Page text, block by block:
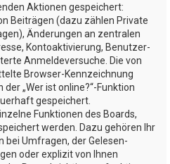
Aktionen gespeichert:
Beiträgen (dazu zählen Private
Änderungen an zentralen
Kontoaktivierung, Benutzer-
Anmeldeversuche. Die von
Browser-Kennzeichnung
„Wer ist online?“-Funktion
gespeichert.
Funktionen des Boards,
werden. Dazu gehören Ihr
Umfragen, der Gelesen-
oder explizit von Ihnen